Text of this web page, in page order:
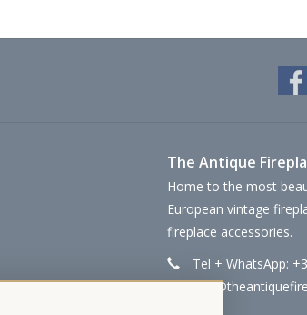
The Antique
Home to the most
European vintage
fireplace accessories.
Tel + WhatsApp: